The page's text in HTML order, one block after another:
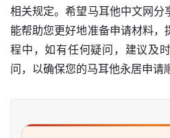
相关规定。希望马耳他中文网分
能帮助您更好地准备申请材料，
程中，如有任何疑问，建议及
问，以确保您的马耳他永居申请